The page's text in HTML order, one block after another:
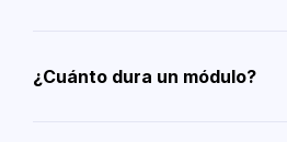
¿Cuánto dura un módulo?